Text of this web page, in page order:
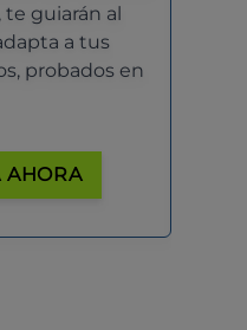
guiarán al
a tus
probados en
AHORA